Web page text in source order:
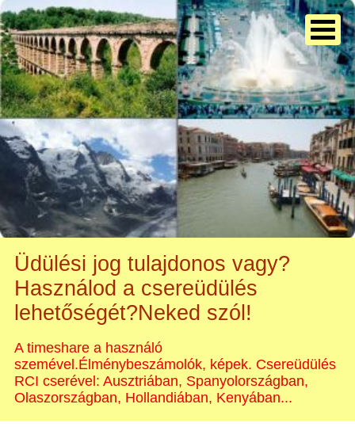
Üdülési jog tulajdonos vagy?
Használod a csereüdülés
lehetőségét?Neked szól!
A timeshare a használó
szemével.Élménybeszámolók, képek. Csereüdülés
RCI cserével: Ausztriában, Spanyolországban,
Olaszországban, Hollandiában, Kenyában...